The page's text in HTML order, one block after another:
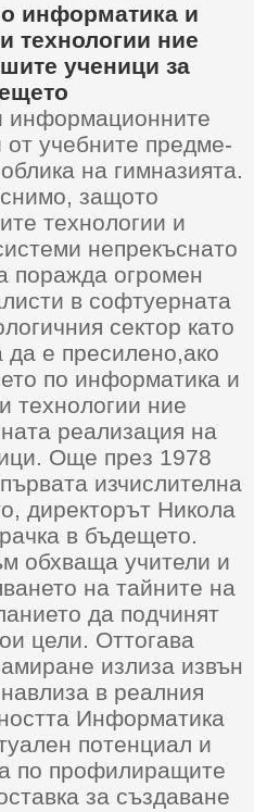
информатика и
технологии ние
ученици за
информационните
от учебните предме-
на гимназията.
защото
технологии и
непрекъснато
поражда огромен
в софтуерната
сектор като
е пресилено,ако
по информатика и
технологии ние
реализация на
Още през 1978
изчислителна
директорът Никола
в бъдещето.
обхваща учители и
на тайните на
да подчинят
цели. Оттогава
излиза извън
в реалния
Информатика
потенциал и
по профилиращите
за създаване